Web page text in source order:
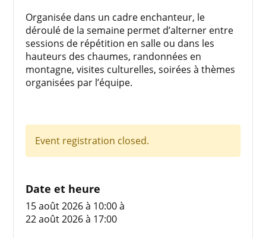
Organisée dans un cadre enchanteur, le
déroulé de la semaine permet d’alterner entre
sessions de répétition en salle ou dans les
hauteurs des chaumes, randonnées en
montagne, visites culturelles, soirées à thèmes
organisées par l’équipe.
Event registration closed.
Date et heure
15 août 2026 à 10:00à
22 août 2026 à 17:00